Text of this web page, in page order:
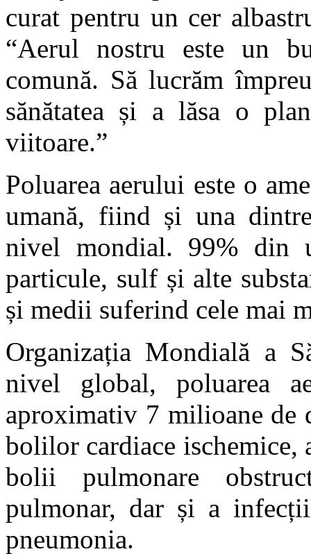
curat pentru un cer
“Aerul nostru este un
comună. Să lucrăm
sănătatea și a lăsa o
viitoare.”
Poluarea aerului este o
umană, fiind și una
nivel mondial. 99% din
particule, sulf și alte
și medii suferind cele mai
Organizația Mondială a
nivel global, poluarea
aproximativ 7 milioane de
bolilor cardiace ischemice,
bolii pulmonare
pulmonar, dar și a
pneumonia.